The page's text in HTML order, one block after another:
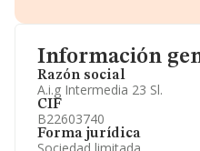
Información
Razón social
A.i.g Intermedia 23 Sl.
CIF
B22603740
Forma jurídica
Información oficial y